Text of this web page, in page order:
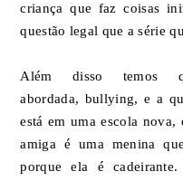
criança que faz coisas
questão legal que a série
Além disso temos
abordada, bullying, e a
está em uma escola nova,
amiga é uma menina
porque ela é